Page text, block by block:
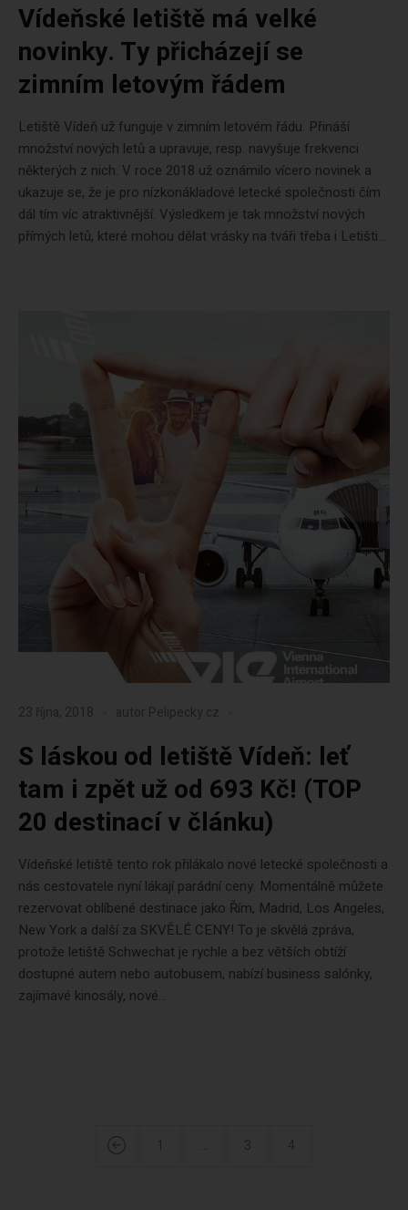
Vídeňské letiště má velké
novinky. Ty přicházejí se
zimním letovým řádem
Letiště Vídeň už funguje v zimním letovém řádu. Přináší
množství nových letů a upravuje, resp. navyšuje frekvenci
některých z nich. V roce 2018 už oznámilo vícero novinek a
ukazuje se, že je pro nízkonákladové letecké společnosti čím
dál tím víc atraktivnější. Výsledkem je tak množství nových
přímých letů, které mohou dělat vrásky na tváři třeba i Letišti...
23 října, 2018 autor Pelipecky.cz
S láskou od letiště Vídeň: leť
tam i zpět už od 693 Kč! (TOP
20 destinací v článku)
Vídeňské letiště tento rok přilákalo nové letecké společnosti a
nás cestovatele nyní lákají parádní ceny. Momentálně můžete
rezervovat oblíbené destinace jako Řím, Madrid, Los Angeles,
New York a další za SKVĚLÉ CENY! To je skvělá zpráva,
protože letiště Schwechat je rychle a bez větších obtíží
dostupné autem nebo autobusem, nabízí business salónky,
zajímavé kinosály, nové...
1 … 3 4